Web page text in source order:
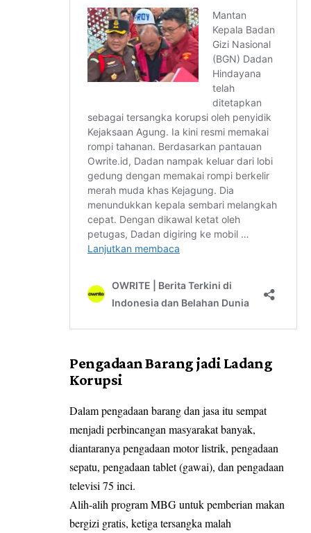
Pengadaan Barang jadi Ladang
Korupsi
Dalam pengadaan barang dan jasa itu sempat
menjadi perbincangan masyarakat banyak,
diantaranya pengadaan motor listrik, pengadaan
sepatu, pengadaan tablet (gawai), dan pengadaan
televisi 75 inci.
Alih-alih program MBG untuk pemberian makan
bergizi gratis, ketiga tersangka malah